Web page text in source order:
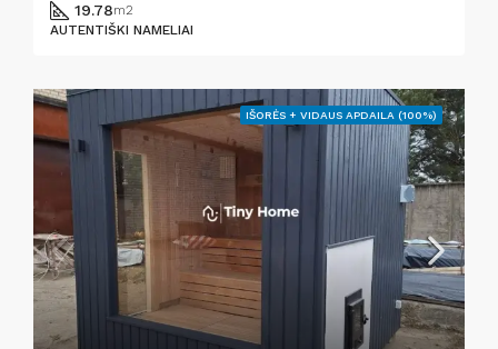
19.78m2
AUTENTIŠKI NAMELIAI
IŠORĖS + VIDAUS APDAILA (100%)